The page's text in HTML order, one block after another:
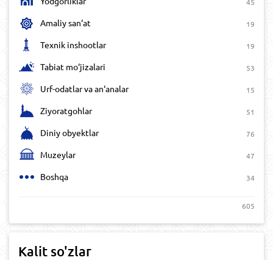
Amaliy san‘at 19
Texnik inshootlar 19
Tabiat mo‘jizalari 53
Urf-odatlar va an‘analar 15
Ziyoratgohlar 51
Diniy obyektlar 76
Muzeylar 47
Boshqa 34
605
Kalit so'zlar